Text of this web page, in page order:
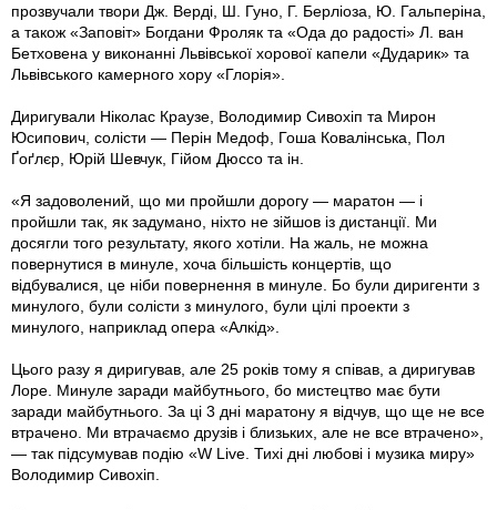
прозвучали твори Дж. Верді, Ш. Гуно, Г. Берліоза, Ю. Гальперіна,
а також «Заповіт» Богдани Фроляк та «Ода до радості» Л. ван
Бетховена у виконанні Львівської хорової капели «Дударик» та
Львівського камерного хору «Глорія».
Диригували Ніколас Краузе, Володимир Сивохіп та Мирон
Юсипович, солісти — Перін Медоф, Гоша Ковалінська, Пол
Ґоґлєр, Юрій Шевчук, Гійом Дюссо та ін.
«Я задоволений, що ми пройшли дорогу — маратон — і
пройшли так, як задумано, ніхто не зійшов із дистанції. Ми
досягли того результату, якого хотіли. На жаль, не можна
повернутися в минуле, хоча більшість концертів, що
відбувалися, це ніби повернення в минуле. Бо були диригенти з
минулого, були солісти з минулого, були цілі проекти з
минулого, наприклад опера «Алкід».
Цього разу я диригував, але 25 років тому я співав, а диригував
Лоре. Минуле заради майбутнього, бо мистецтво має бути
заради майбутнього. За ці 3 дні маратону я відчув, що ще не все
втрачено. Ми втрачаємо друзів і близьких, але не все втрачено»,
— так підсумував подію «W Live. Тихі дні любові і музика миру»
Володимир Сивохіп.